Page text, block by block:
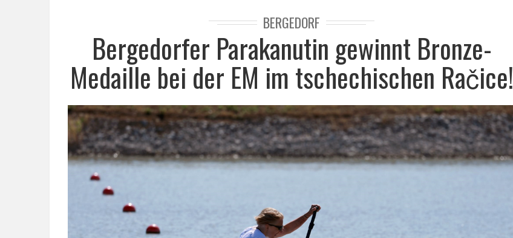
BERGEDORF
Bergedorfer Parakanutin gewinnt Bronze-
Medaille bei der EM im tschechischen Račice!